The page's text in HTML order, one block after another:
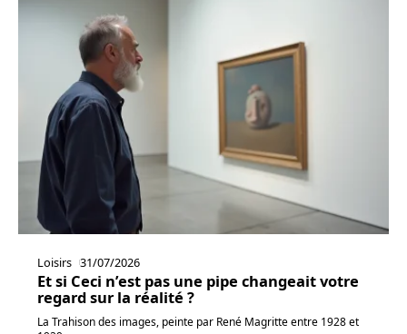
Loisirs 31/07/2026
Et si Ceci n’est pas une pipe changeait votre
regard sur la réalité ?
La Trahison des images, peinte par René Magritte entre 1928 et